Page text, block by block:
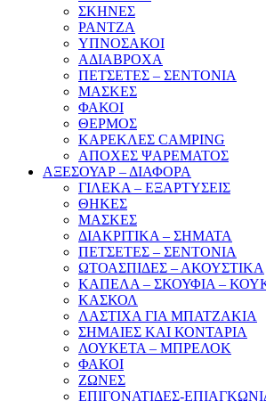
ΣΚΗΝΕΣ
ΡΑΝΤΖΑ
ΥΠΝΟΣΑΚΟΙ
ΑΔΙΑΒΡΟΧΑ
ΠΕΤΣΕΤΕΣ – ΣΕΝΤΟΝΙΑ
ΜΑΣΚΕΣ
ΦΑΚΟΙ
ΘΕΡΜΟΣ
ΚΑΡΕΚΛΕΣ CAMPING
ΑΠΟΧΕΣ ΨΑΡΕΜΑΤΟΣ
ΑΞΕΣΟΥΑΡ – ΔΙΑΦΟΡΑ
ΓΙΛΕΚΑ – ΕΞΑΡΤΥΣΕΙΣ
ΘΗΚΕΣ
ΜΑΣΚΕΣ
ΔΙΑΚΡΙΤΙΚΑ – ΣΗΜΑΤΑ
ΠΕΤΣΕΤΕΣ – ΣΕΝΤΟΝΙΑ
ΩΤΟΑΣΠΙΔΕΣ – ΑΚΟΥΣΤΙΚΑ
ΚΑΠΕΛΑ – ΣΚΟΥΦΙΑ –
ΚΑΣΚΟΛ
ΛΑΣΤΙΧΑ ΓΙΑ ΜΠΑΤΖΑΚΙΑ
ΣΗΜΑΙΕΣ ΚΑΙ ΚΟΝΤΑΡΙΑ
ΛΟΥΚΕΤΑ – ΜΠΡΕΛΟΚ
ΦΑΚΟΙ
ΖΩΝΕΣ
ΕΠΙΓΟΝΑΤΙΔΕΣ-